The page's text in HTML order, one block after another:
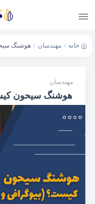
خانه مهندسان هوشنگ
مهندسان
هوشنگ سیحون